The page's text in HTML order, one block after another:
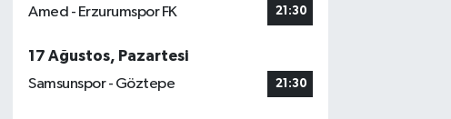
Amed - Erzurumspor FK 21:30
17 Ağustos, Pazartesi
Samsunspor - Göztepe
21:30